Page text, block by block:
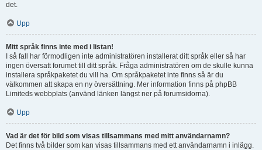
det.
Upp
Mitt språk finns inte med i listan!
I så fall har förmodligen inte administratören installerat ditt språk eller så har
ingen översatt forumet till ditt språk. Fråga administratören om de skulle kunna
installera språkpaketet du vill ha. Om språkpaketet inte finns så är du
välkommen att skapa en ny översättning. Mer information finns på phpBB
Limiteds webbplats (använd länken längst ner på forumsidorna).
Upp
Vad är det för bild som visas tillsammans med mitt användarnamn?
Det finns två bilder som kan visas tillsammans med ett användarnamn i inlägg.